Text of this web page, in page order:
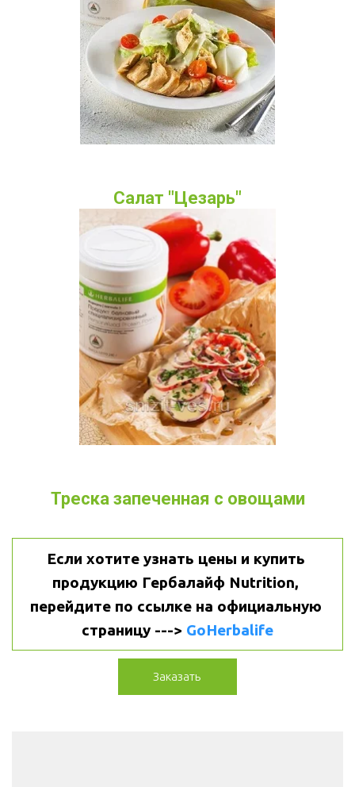
Салат "Цезарь"
Треска запеченная с овощами
Если хотите узнать цены и купить
продукцию Гербалайф Nutrition,
перейдите по ссылке на официальную
страницу ---> GoHerbalife
Заказать